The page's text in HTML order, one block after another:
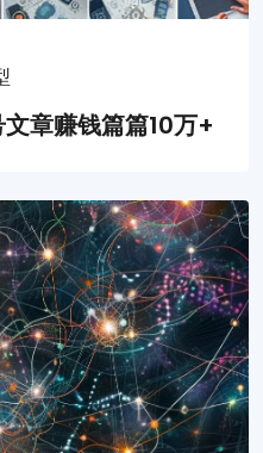
章赚钱篇篇10万+